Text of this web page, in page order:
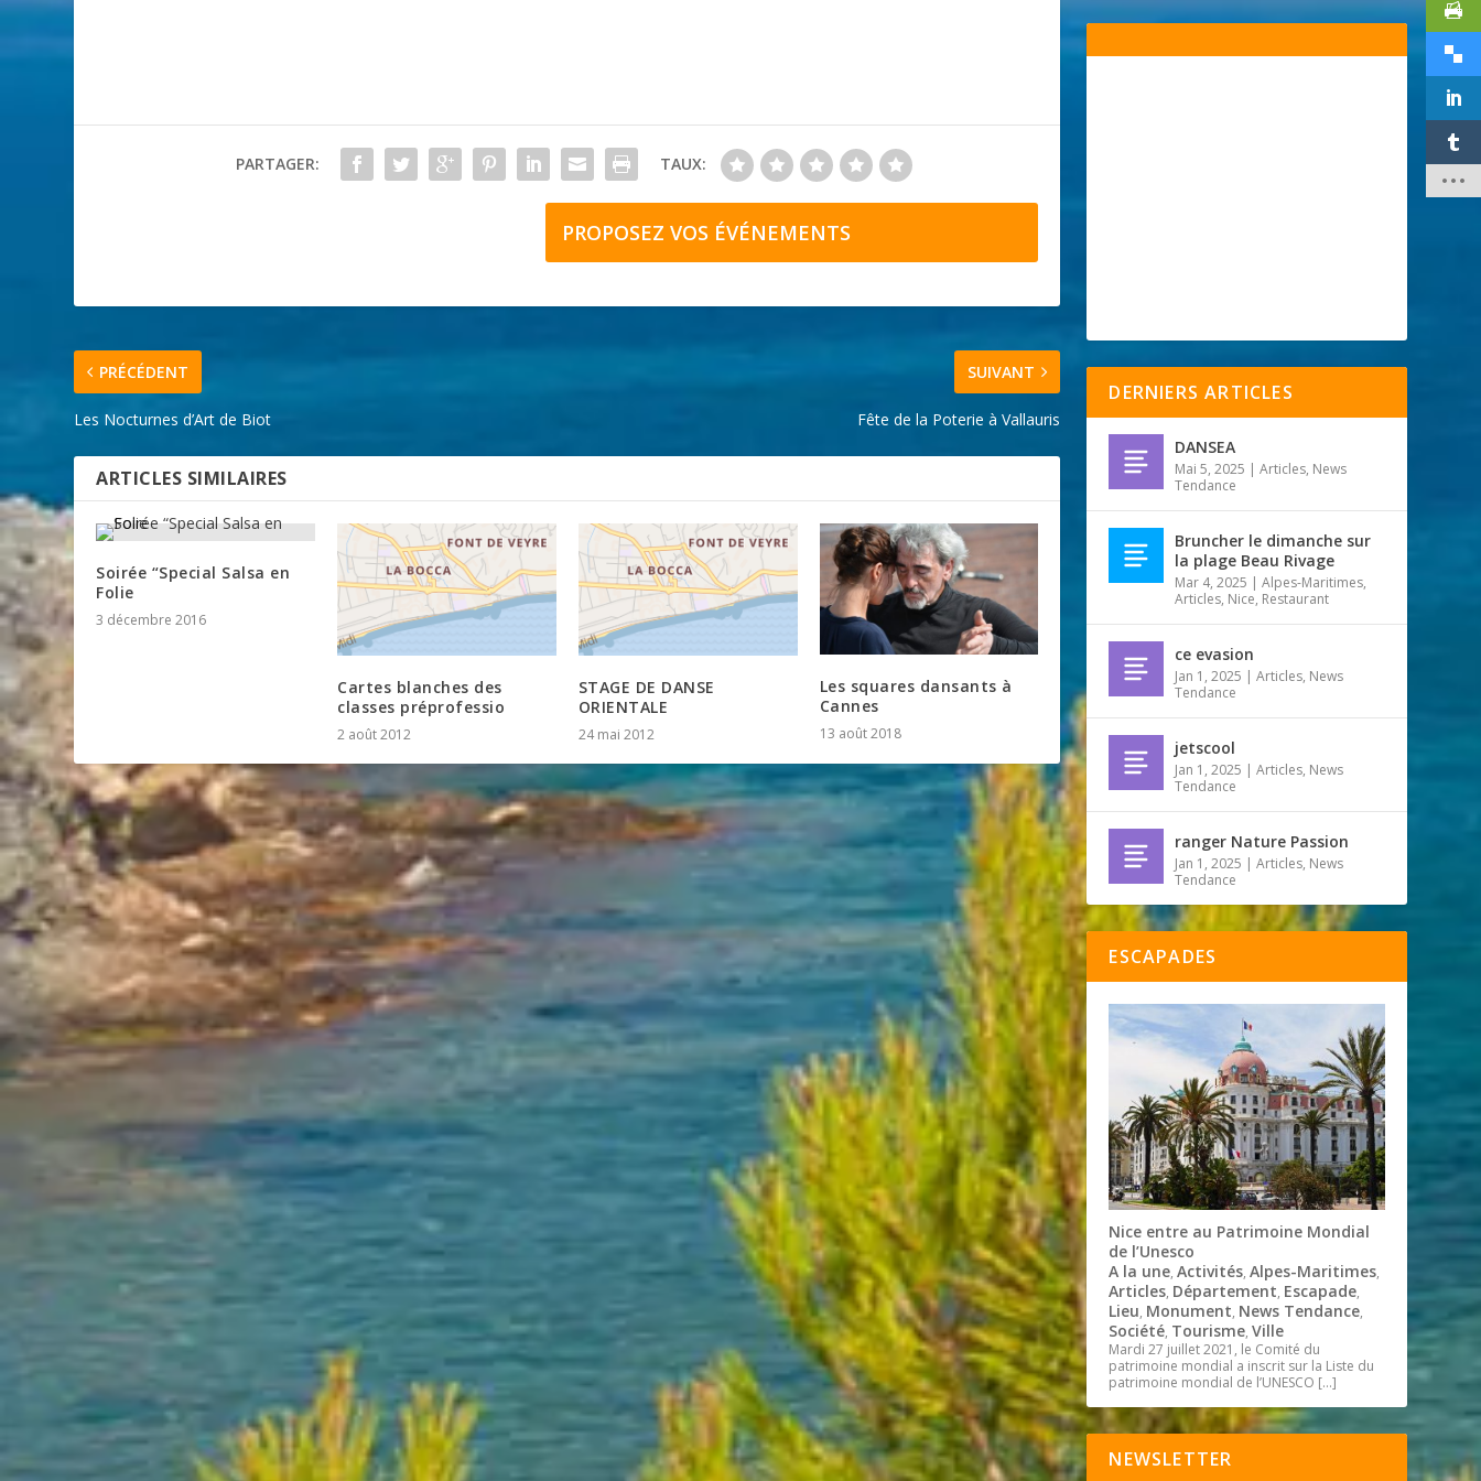
PARTAGER: TAUX:
PROPOSEZ VOS ÉVÉNEMENTS
PRÉCÉDENT
Les Nocturnes d’Art de Biot
SUIVANT
Fête de la Poterie à Vallauris
ARTICLES SIMILAIRES
Soirée “Special Salsa en
Folie
3 décembre 2016
Cartes blanches des
classes préprofessio
2 août 2012
STAGE DE DANSE
ORIENTALE
24 mai 2012
Les squares dansants à
Cannes
13 août 2018
DERNIERS ARTICLES
DANSEA
Mai 5, 2025 |Articles, News
Tendance
Bruncher le dimanche sur
la plage Beau Rivage
Mar 4, 2025 |Alpes-Maritimes,
Articles, Nice, Restaurant
ce evasion
Jan 1, 2025 |Articles, News
Tendance
jetscool
Jan 1, 2025 |Articles, News
Tendance
ranger Nature Passion
Jan 1, 2025 |Articles, News
Tendance
ESCAPADES
Nice entre au Patrimoine Mondial
de l’Unesco
A la une,Activités,Alpes-Maritimes,
Articles, Département, Escapade,
Lieu, Monument, News Tendance,
Société, Tourisme,Ville
Mardi 27 juillet 2021, le Comité du
patrimoine mondial a inscrit sur la Liste du
patrimoine mondial de l’UNESCO […]
NEWSLETTER